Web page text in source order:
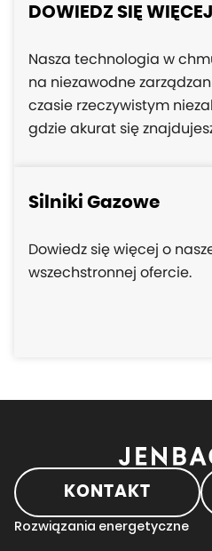
DOWIEDZ SIĘ WIĘCEJ
Nasza technologia w
na niezawodne
czasie rzeczywistym
gdzie akurat się
Silniki Gazowe
Dowiedz się więcej o
wszechstronnej ofercie.
KONTAKT
Rozwiązania energetyczne